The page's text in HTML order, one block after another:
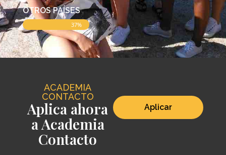
OTROS PAÍSES
37%
ACADEMIA
CONTACTO
Aplica ahora
a Academia
Contacto
Aplicar